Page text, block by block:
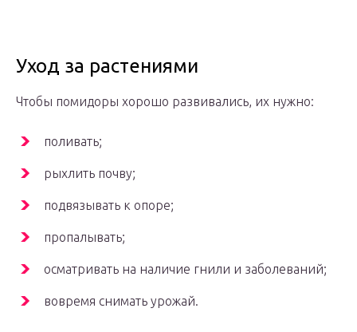
Уход за растениями
Чтобы помидоры хорошо развивались, их нужно:
поливать;
рыхлить почву;
подвязывать к опоре;
пропалывать;
осматривать на наличие гнили и заболеваний;
вовремя снимать урожай.